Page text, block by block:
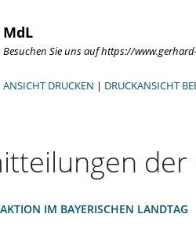
MdL
Besuchen Sie uns auf https://
ANSICHT DRUCKEN | DRUCKANSICHT
der
IM BAYERISCHEN LANDTAG